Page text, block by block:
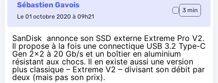
Sébastien Gavois
Le 01 octobre 2020 à 09h21
3 min
SanDisk annonce son SSD externe Extreme Pro V2.
Il propose à la fois une connectique USB 3.2 Type-C
Gen 2×2 à 20 Gb/s et un boîtier en aluminium
résistant aux chocs. Il en existe aussi une version
plus classique – Extreme V2 – divisant son débit par
deux (mais pas son prix).